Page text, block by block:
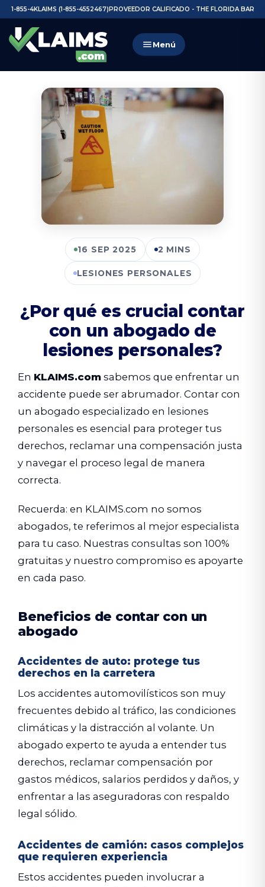
1-855-4KLAIMS (1-855-4552467)PROVEEDOR CALIFICADO - THE FLORIDA BAR
Menú
16 SEP 2025 2 MINS
LESIONES PERSONALES
¿Por qué es crucial contar
con un abogado de
lesiones personales?
En KLAIMS.com sabemos que enfrentar un
accidente puede ser abrumador. Contar con
un abogado especializado en lesiones
personales es esencial para proteger tus
derechos, reclamar una compensación justa
y navegar el proceso legal de manera
correcta.
Recuerda: en KLAIMS.com no somos
abogados, te referimos al mejor especialista
para tu caso. Nuestras consultas son 100%
gratuitas y nuestro compromiso es apoyarte
en cada paso.
Beneficios de contar con un
abogado
Accidentes de auto: protege tus
derechos en la carretera
Los accidentes automovilísticos son muy
frecuentes debido al tráfico, las condiciones
climáticas y la distracción al volante. Un
abogado experto te ayuda a entender tus
derechos, reclamar compensación por
gastos médicos, salarios perdidos y daños, y
enfrentar a las aseguradoras con respaldo
legal sólido.
Accidentes de camión: casos complejos
que requieren experiencia
Estos accidentes pueden involucrar a